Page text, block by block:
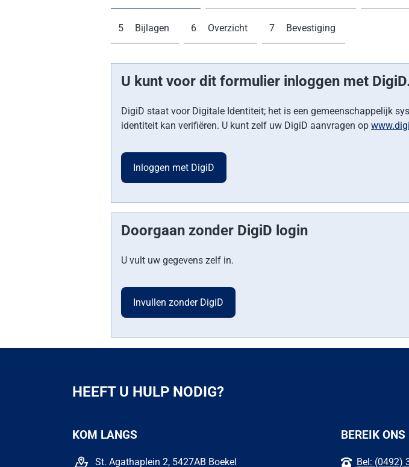
5 Bijlagen 6 Overzicht 7 Bevestiging
U kunt voor dit formulier inloggen met
DigiD staat voor Digitale Identiteit; het is een gemeenschappelijk
identiteit kan verifiëren. U kunt zelf uw DigiD aanvragen op
Doorgaan zonder DigiD login
U vult uw gegevens zelf in.
HEEFT U HULP NODIG?
KOM LANGS
St. Agathaplein 2, 5427AB Boekel
BEREIK ONS
Bel: (0492)